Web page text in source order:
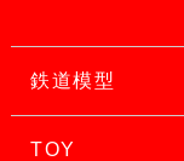
鉄道模型
TOY